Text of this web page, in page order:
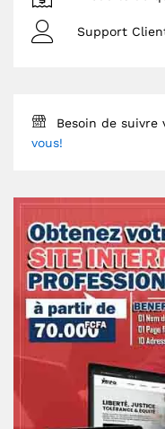
Support
Besoin de suivre
vous!